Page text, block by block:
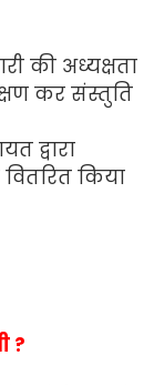
की अध्यक्षता
कर संस्तुति
द्वारा
किया
?